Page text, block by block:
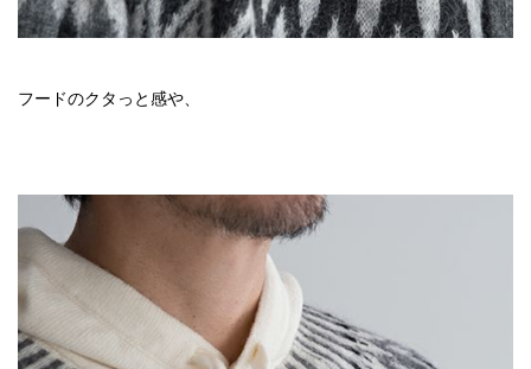
フードのクタっと感や、